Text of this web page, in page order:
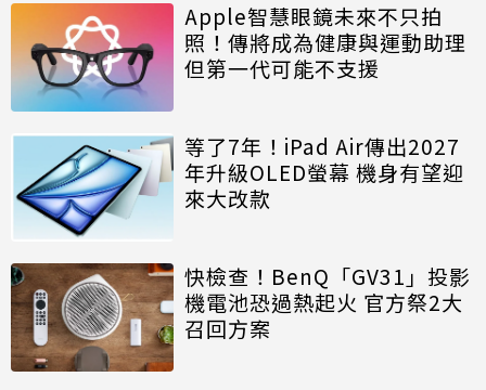
Apple智慧眼鏡未來不只拍
照！傳將成為健康與運動助理
但第一代可能不支援
等了7年！iPad Air傳出2027
年升級OLED螢幕 機身有望迎
來大改款
快檢查！BenQ「GV31」投影
機電池恐過熱起火 官方祭2大
召回方案